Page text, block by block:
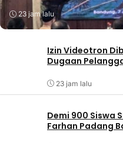
23 jam lalu
Izin Videotron
Dugaan
23 jam lalu
Demi 900 Siswa
Farhan Padang